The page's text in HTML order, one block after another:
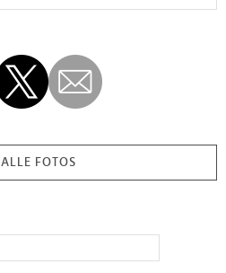
ALLE FOTOS